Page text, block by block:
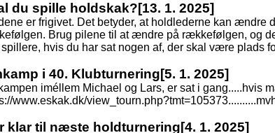
du spille holdskak?[13. 1. 2025]
er frigivet. Det betyder, at holdlederne kan
Brug pilene til at ændre på rækkefølgen, og
hvis du har sat nogen af, der skal være plads
i 40. Klubturnering[5. 1. 2025]
iméllem Michael og Lars, er sat i gang.....hvis
www.eskak.dk/
klar til næste holdturnering[4. 1. 2025]